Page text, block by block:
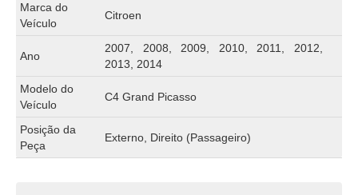
Marca do
Veículo
Citroen
Ano
2007, 2008, 2009, 2010, 2011, 2012,
2013, 2014
Modelo do
Veículo
C4 Grand Picasso
Posição da
Peça
Externo, Direito (Passageiro)